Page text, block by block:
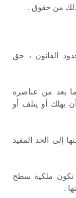
ذلك من حقوق .
حدود القانون ، حق
كل ما يعد من عناصره
يهلك أو يتلف أو
إلى الحد المفيد
تكون ملكية سطح
.